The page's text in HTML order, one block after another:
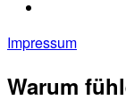
Impressum
Warum